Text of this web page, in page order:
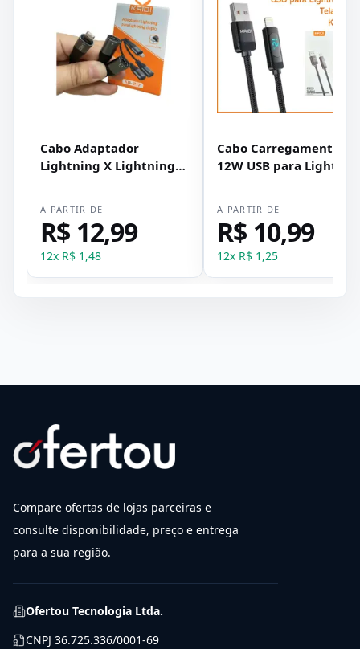
Cabo Adaptador
Lightning X Lightning
A PARTIR DE
R$ 12,99
12x R$ 1,48
Cabo Carregamento
12W USB para
A PARTIR DE
R$ 10,99
12x R$ 1,25
Compare ofertas de lojas parceiras e
consulte disponibilidade, preço e entrega
para a sua região.
Ofertou Tecnologia Ltda.
CNPJ 36.725.336/0001-69